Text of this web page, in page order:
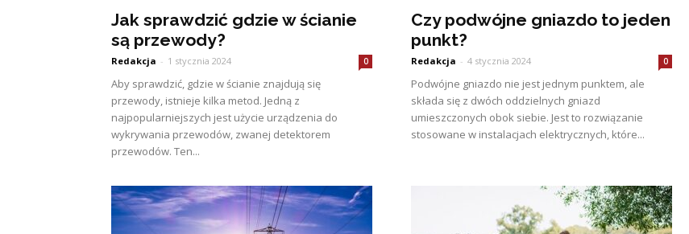
Jak sprawdzić gdzie w ścianie
są przewody?
Redakcja - 1 stycznia 2024 0
Aby sprawdzić, gdzie w ścianie znajdują się
przewody, istnieje kilka metod. Jedną z
najpopularniejszych jest użycie urządzenia do
wykrywania przewodów, zwanej detektorem
przewodów. Ten...
Czy podwójne gniazdo to jeden
punkt?
Redakcja - 4 stycznia 2024 0
Podwójne gniazdo nie jest jednym punktem, ale
składa się z dwóch oddzielnych gniazd
umieszczonych obok siebie. Jest to rozwiązanie
stosowane w instalacjach elektrycznych, które...